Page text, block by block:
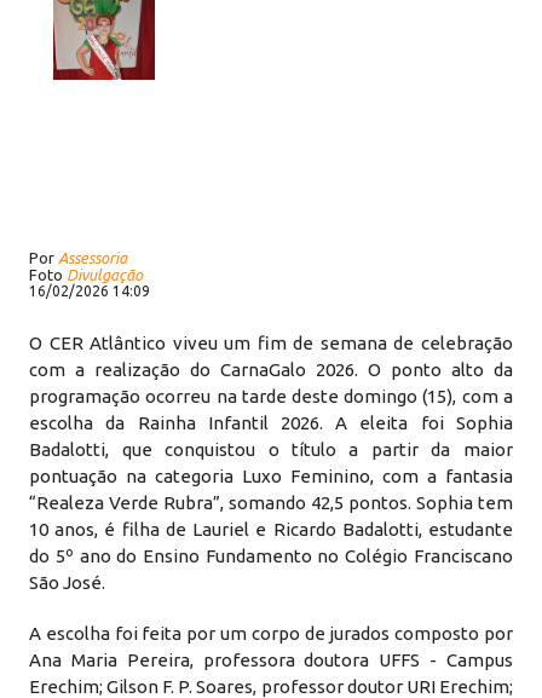
Por Assessoria
Foto Divulgação
16/02/2026 14:09
O CER Atlântico viveu um fim de semana de celebração
com a realização do CarnaGalo 2026. O ponto alto da
programação ocorreu na tarde deste domingo (15), com a
escolha da Rainha Infantil 2026. A eleita foi Sophia
Badalotti, que conquistou o título a partir da maior
pontuação na categoria Luxo Feminino, com a fantasia
“Realeza Verde Rubra”, somando 42,5 pontos. Sophia tem
10 anos, é filha de Lauriel e Ricardo Badalotti, estudante
do 5º ano do Ensino Fundamento no Colégio Franciscano
São José.
A escolha foi feita por um corpo de jurados composto por
Ana Maria Pereira, professora doutora UFFS - Campus
Erechim; Gilson F. P. Soares, professor doutor URI Erechim;